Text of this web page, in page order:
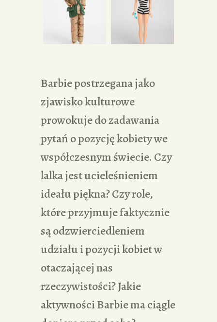
Barbie postrzegana jako
zjawisko kulturowe
prowokuje do zadawania
pytań o pozycję kobiety we
współczesnym świecie. Czy
lalka jest ucieleśnieniem
ideału piękna? Czy role,
które przyjmuje faktycznie
są odzwierciedleniem
udziału i pozycji kobiet w
otaczającej nas
rzeczywistości? Jakie
aktywności Barbie ma ciągle